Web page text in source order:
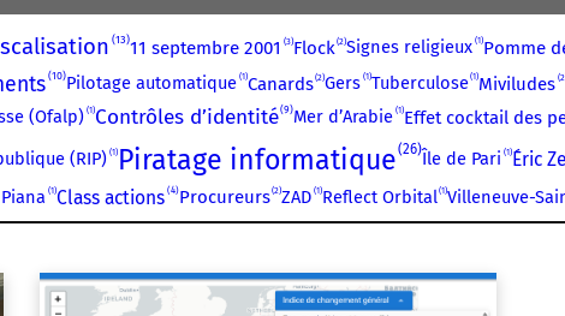
13 11 septembre 2001 3 Flock 2 Signes religieux 1 Pomme
10 Pilotage automatique 1 Canards 2 Gers 1 Tuberculose 1 Miviludes 2
(Ofalp) 1 Contrôles d’identité 9 Mer d’Arabie 1 Effet cocktail des
(RIP) 1 Piratage informatique 26 Île de Pari 1 Éric
1 Class actions 4 Procureurs 2 ZAD 1 Reflect Orbital 1 Villeneuve-